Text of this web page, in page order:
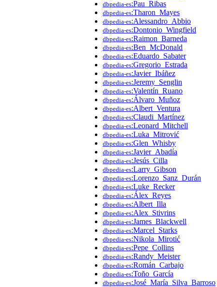
dbpedia-es:Pau_Ribas
dbpedia-es:Tharon_Mayes
dbpedia-es:Alessandro_Abbio
dbpedia-es:Dontonio_Wingfield
dbpedia-es:Raimon_Barneda
dbpedia-es:Ben_McDonald
dbpedia-es:Eduardo_Sabater
dbpedia-es:Gregorio_Estrada
dbpedia-es:Javier_Ibáñez
dbpedia-es:Jeremy_Senglin
dbpedia-es:Valentín_Ruano
dbpedia-es:Álvaro_Muñoz
dbpedia-es:Albert_Ventura
dbpedia-es:Claudi_Martínez
dbpedia-es:Leonard_Mitchell
dbpedia-es:Luka_Mitrović
dbpedia-es:Glen_Whisby
dbpedia-es:Javier_Abadía
dbpedia-es:Jesús_Cilla
dbpedia-es:Larry_Gibson
dbpedia-es:Lorenzo_Sanz_Durán
dbpedia-es:Luke_Recker
dbpedia-es:Álex_Reyes
dbpedia-es:Albert_Illa
dbpedia-es:Alex_Stivrins
dbpedia-es:James_Blackwell
dbpedia-es:Marcel_Starks
dbpedia-es:Nikola_Mirotić
dbpedia-es:Pepe_Collins
dbpedia-es:Randy_Meister
dbpedia-es:Román_Carbajo
dbpedia-es:Toño_García
dbpedia-es:José_María_Silva_Barroso